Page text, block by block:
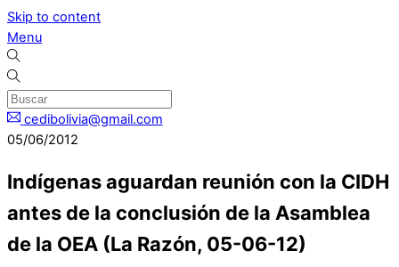
Skip to content
Menu
cedibolivia@gmail.com
05/06/2012
Indígenas aguardan reunión con la CIDH
antes de la conclusión de la Asamblea
de la OEA (La Razón, 05-06-12)